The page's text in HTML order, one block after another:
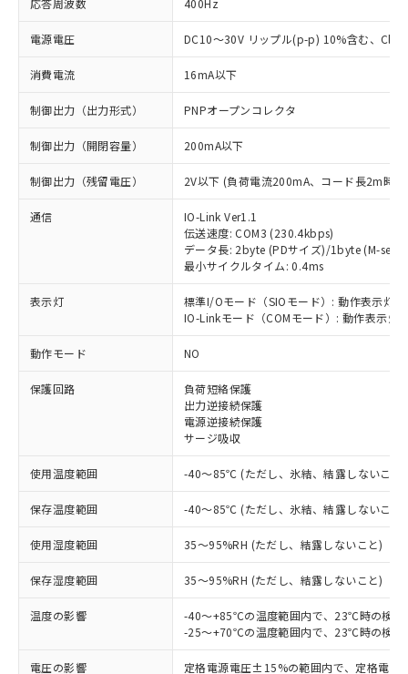
応答周波数 400Hz
電源電圧 DC10～30V リップル(p-p) 10%含む、
消費電流 16mA以下
制御出力（出力形式） PNPオープンコレクタ
制御出力（開閉容量） 200mA以下
制御出力（残留電圧） 2V以下 (負荷電流200mA、コード長2m時)
通信
IO-Link Ver1.1
伝送速度: COM3 (230.4kbps)
データ長: 2byte (PDサイズ)/1byte (M-
最小サイクルタイム: 0.4ms
表示灯
標準I/Oモード（SIOモード）: 動作表示灯(
IO-Linkモード（COMモード）: 動作表示
動作モード NO
保護回路
負荷短絡保護
出力逆接続保護
電源逆接続保護
サージ吸収
使用温度範囲 -40～85℃ (ただし、氷結、結露しないこと)
保存温度範囲 -40～85℃ (ただし、氷結、結露しないこと)
使用湿度範囲 35～95%RH (ただし、結露しないこと)
保存湿度範囲 35～95%RH (ただし、結露しないこと)
温度の影響
-40～+85℃の温度範囲内で、23℃時の検
-25～+70℃の温度範囲内で、23℃時の検
電圧の影響 定格電源電圧±15%の範囲内で、定格電
ご利用条件
以下の条件をお読みいただき、同意のうえ
ご利用ください。
本サービスは、当社制御機器事業取扱
商品の当社在庫状況および標準価格
(税抜)を提供させていただくもので
当社制御機器事業取扱商品の中には、
本サービスの対象外となる商品もある
対応済み：EU RoHS指令（10物質）の
非含有に対応した製品が提供可能な商品で
対応予定：EU RoHS指令（10物質）の非含
有に対応した製品に切り替える予定のある
商品です。
対応予定なし：EU RoHS指令（10物質）の
非含有に非対応の商品で、対応品を出す予
調査・確認中：EU RoHS指令（10物質）の
非含有の対応状況を調査中または確認中の
商品です。
非該当品：ライセンス料など無形物で、有
害物質有無と関係のない商品です。
仕入先様の事情により、非含有部品として
いたものが、含有品と判明した場合などや
※1 中国RoHS○×表
「○」：最大均質材料含有率が中国RoHSの
基準値以下であることを示します。
「×」：最大均質材料含有率が中国RoHSの
基準値を超えていることを示します。